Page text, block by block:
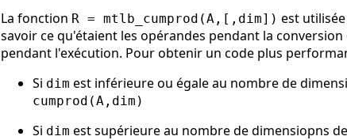
La fonction R = mtlb_cumprod(A,[,dim]) est
savoir ce qu'étaient les opérandes pendant la
pendant l'exécution. Pour obtenir un code plus
Si dim est inférieure ou égale au nombre de
cumprod(A,dim)
Si dim est supérieure au nombre de dimensiopns